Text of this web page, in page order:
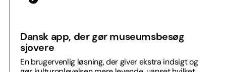
Dansk app, der gør museumsbesøg
sjovere
En brugervenlig løsning, der giver ekstra indsigt og